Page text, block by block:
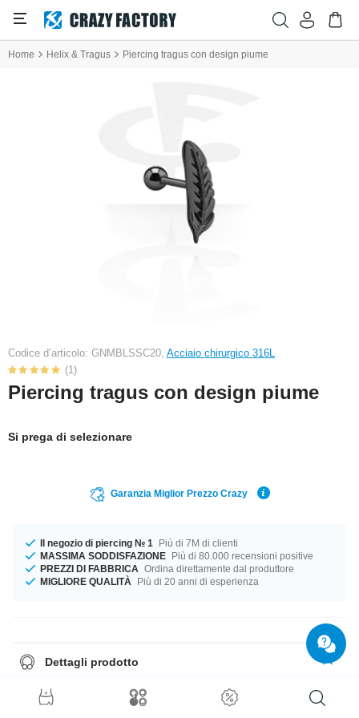
Home Helix & Tragus Piercing tragus con design piume
Codice d’articolo: GNMBLSSC20, Acciaio chirurgico 316L
(1)
Piercing tragus con design piume
Si prega di selezionare
Garanzia Miglior Prezzo Crazy
Il negozio di piercing № 1
Più di 7M di clienti
MASSIMA SODDISFAZIONE Più di 80.000 recensioni positive
PREZZI DI FABBRICA Ordina direttamente dal produttore
MIGLIORE QUALITÀ
Più di 20 anni di esperienza
Dettagli prodotto
lunghezza di 6 mm. Le palline di misura 3 mm possono abbinarsi alla
filettatura di questi prodotti. Un Favoloso prodotto ad un prezzo